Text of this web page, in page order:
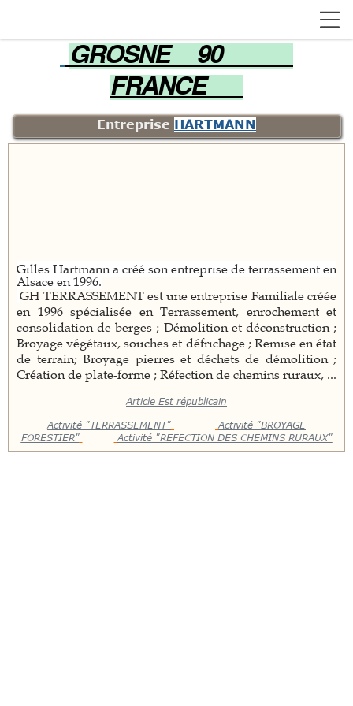
GROSNE 90
FRANCE
Entreprise HARTMANN
Gilles Hartmann a créé son entreprise de terrassement en
Alsace en 1996.
GH TERRASSEMENT est une entreprise Familiale créée
en 1996 spécialisée en Terrassement, enrochement et
consolidation de berges ; Démolition et déconstruction ;
Broyage végétaux, souches et défrichage ; Remise en état
de terrain; Broyage pierres et déchets de démolition ;
Création de plate-forme ; Réfection de chemins ruraux, ...
Article Est républicain
Activité "TERRASSEMENT"
Activité "BROYAGE
FORESTIER"
Activité "REFECTION DES CHEMINS RURAUX"